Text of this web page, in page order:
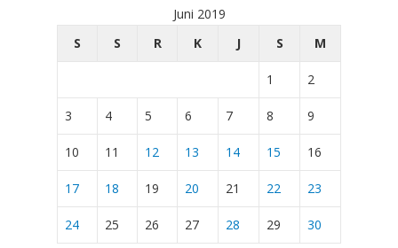
Juni 2019
S
S R K J S M
1 2
3 4 5 6 7 8 9
10 11 12 13 14 15 16
17 18 19 20 21 22 23
24 25 26 27 28 29
30